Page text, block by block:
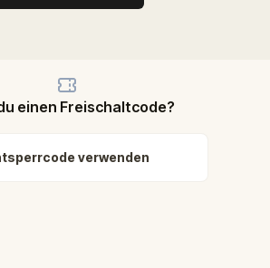
einen Freischaltcode?
verwenden